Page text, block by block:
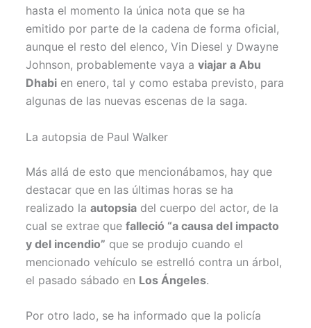
hasta el momento la única nota que se ha
emitido por parte de la cadena de forma oficial,
aunque el resto del elenco, Vin Diesel y Dwayne
Johnson, probablemente vaya aviajar a Abu
Dhabi en enero, tal y como estaba previsto, para
algunas de las nuevas escenas de la saga.
La autopsia de Paul Walker
Más allá de esto que mencionábamos, hay que
destacar que en las últimas horas se ha
realizado laautopsia del cuerpo del actor, de la
cual se extrae quefalleció “a causa del impacto
y del incendio” que se produjo cuando el
mencionado vehículo se estrelló contra un árbol,
el pasado sábado en Los Ángeles.
Por otro lado, se ha informado que la policía